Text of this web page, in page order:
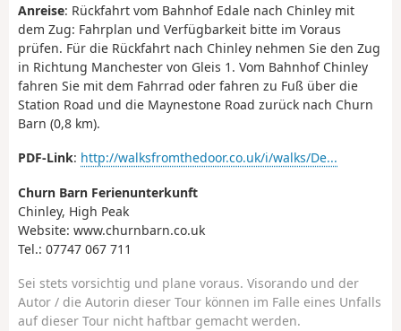
Anreise: Rückfahrt vom Bahnhof Edale nach Chinley mit
dem Zug: Fahrplan und Verfügbarkeit bitte im Voraus
prüfen. Für die Rückfahrt nach Chinley nehmen Sie den Zug
in Richtung Manchester von Gleis 1. Vom Bahnhof Chinley
fahren Sie mit dem Fahrrad oder fahren zu Fuß über die
Station Road und die Maynestone Road zurück nach Churn
Barn (0,8 km).
PDF-Link: http://walksfromthedoor.co.uk/i/walks/De...
Churn Barn Ferienunterkunft
Chinley, High Peak
Website: www.churnbarn.co.uk
Tel.: 07747 067 711
Sei stets vorsichtig und plane voraus. Visorando und der
Autor / die Autorin dieser Tour können im Falle eines Unfalls
auf dieser Tour nicht haftbar gemacht werden.